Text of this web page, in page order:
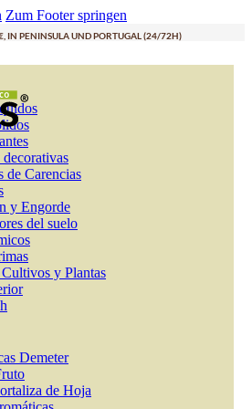
Zum Footer springen
IN PENINSULA UND PORTUGAL (24/72H)
decorativas
de Carencias
y Engorde
del suelo
y Plantas
Demeter
de Hoja